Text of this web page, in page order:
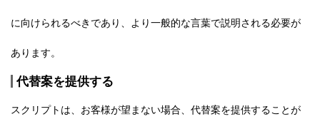
に向けられるべきであり、 より一般的な言葉で説明される必要が
あります。
代替案を提供する
スクリプトは、お客様が望まない場合、代替案を提供することが